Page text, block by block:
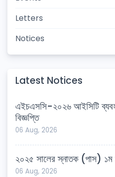
Letters
Notices
Latest Notices
এইচএসসি-২০২৬ আইসিটি
বিজ্ঞপ্তি
06 Aug, 2026
২০২৫ সালের স্নাতক (পাস) ১ম
06 Aug, 2026